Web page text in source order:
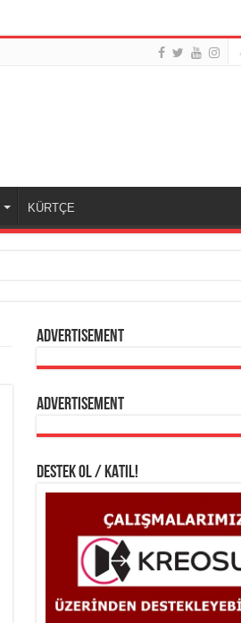
KÜRTÇE
Advertisement
Advertisement
DESTEK OL / KATIL!